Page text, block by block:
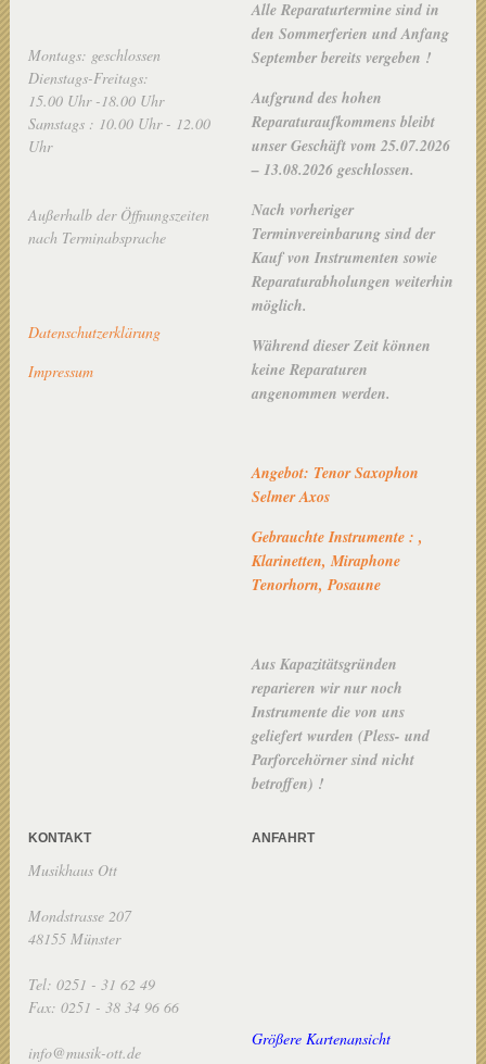
Montags: geschlossen
Dienstags-Freitags:
15.00 Uhr -18.00 Uhr
Samstags : 10.00 Uhr - 12.00
Uhr
Außerhalb der Öffnungszeiten
nach Terminabsprache
Datenschutzerklärung
Impressum
Alle Reparaturtermine sind in
den Sommerferien und Anfang
September bereits vergeben !
Aufgrund des hohen
Reparaturaufkommens bleibt
unser Geschäft vom 25.07.2026
– 13.08.2026 geschlossen.
Nach vorheriger
Terminvereinbarung sind der
Kauf von Instrumenten sowie
Reparaturabholungen weiterhin
möglich.
Während dieser Zeit können
keine Reparaturen
angenommen werden.
Angebot: Tenor Saxophon
Selmer Axos
Gebrauchte Instrumente : ,
Klarinetten, Miraphone
Tenorhorn, Posaune
Aus Kapazitätsgründen
reparieren wir nur noch
Instrumente die von uns
geliefert wurden (Pless- und
Parforcehörner sind nicht
betroffen) !
KONTAKT
Musikhaus Ott
Mondstrasse 207
48155 Münster
Tel: 0251 - 31 62 49
Fax: 0251 - 38 34 96 66
info@musik-ott.de
ANFAHRT
Größere Kartenansicht